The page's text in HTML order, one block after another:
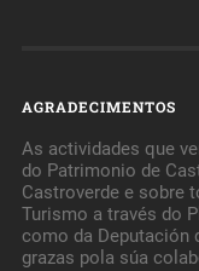
AGRADECIMENTOS
As actividades que
do Patrimonio de
Castroverde e sobre
Turismo a través do
como da Deputación
grazas pola súa